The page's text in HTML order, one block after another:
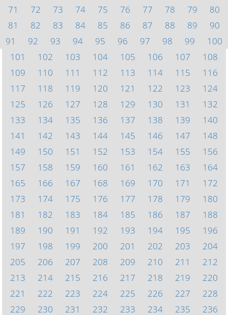
71
72 73 74 75 76 77 78 79
80
81
82 83 84 85 86 87 88 89
90
91
92 93 94 95 96 97 98 99
100
101
102 103 104 105 106 107
108
109
110 111 112 113 114 115
116
117
118 119 120 121 122 123
124
125
126 127 128 129 130 131
132
133
134 135 136 137 138 139
140
141
142 143 144 145 146 147
148
149
150 151 152 153 154 155
156
157
158 159 160 161 162 163
164
165
166 167 168 169 170 171
172
173
174 175 176 177 178 179
180
181
182 183 184 185 186 187
188
189
190 191 192 193 194 195
196
197
198 199 200 201 202 203
204
205
206 207 208 209 210 211
212
213
214 215 216 217 218 219
220
221
222 223 224 225 226 227
228
229
230 231 232 233 234 235
236